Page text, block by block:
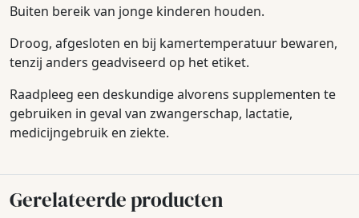
Buiten bereik van jonge kinderen houden.
Droog, afgesloten en bij kamertemperatuur bewaren,
tenzij anders geadviseerd op het etiket.
Raadpleeg een deskundige alvorens supplementen te
gebruiken in geval van zwangerschap, lactatie,
medicijngebruik en ziekte.
Gerelateerde producten